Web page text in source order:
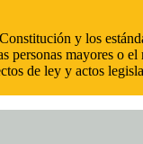
y los
mayores o
de ley y actos